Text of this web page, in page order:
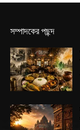
সম্পাদকের পছন্দ